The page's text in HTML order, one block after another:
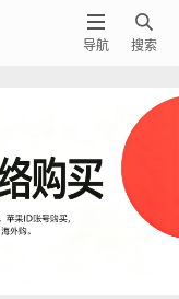

搜索

导航